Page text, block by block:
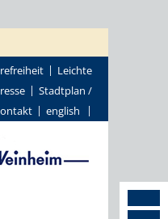
Leichte
Stadtplan /
english